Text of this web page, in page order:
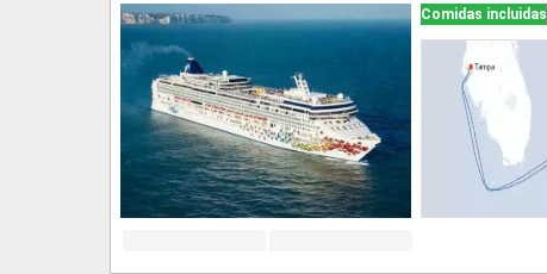
Comidas incluidas